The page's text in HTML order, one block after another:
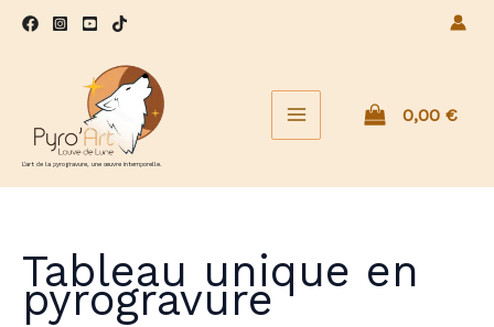
Aller
L'art de la pyrogravure, une œuvre intemporelle.
0,00 €
Tableau unique en
pyrogravure